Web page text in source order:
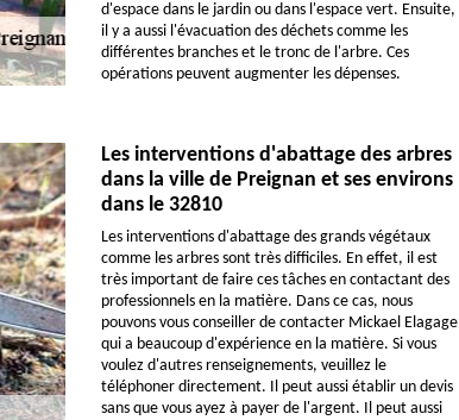
d'espace dans le jardin ou dans l'espace vert. Ensuite,
il y a aussi l'évacuation des déchets comme les
différentes branches et le tronc de l'arbre. Ces
opérations peuvent augmenter les dépenses.
Les interventions d'abattage des arbres
dans la ville de Preignan et ses environs
dans le 32810
Les interventions d'abattage des grands végétaux
comme les arbres sont très difficiles. En effet, il est
très important de faire ces tâches en contactant des
professionnels en la matière. Dans ce cas, nous
pouvons vous conseiller de contacter Mickael Elagage
qui a beaucoup d'expérience en la matière. Si vous
voulez d'autres renseignements, veuillez le
téléphoner directement. Il peut aussi établir un devis
sans que vous ayez à payer de l'argent. Il peut aussi